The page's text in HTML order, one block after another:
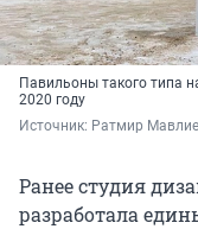
Павильоны такого типа
2020 году
Источник: Ратмир
Ранее студия
разработала